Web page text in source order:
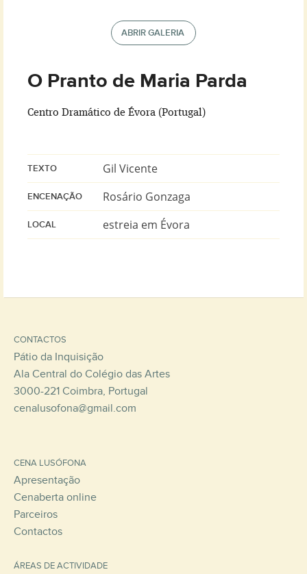
ABRIR GALERIA
O Pranto de Maria Parda
Centro Dramático de Évora (Portugal)
TEXTO Gil Vicente
ENCENAÇÃO Rosário Gonzaga
LOCAL estreia em Évora
CONTACTOS
Pátio da Inquisição
Ala Central do Colégio das Artes
3000-221 Coimbra, Portugal
cenalusofona@gmail.com
CENA LUSÓFONA
Apresentação
Cenaberta online
Parceiros
Contactos
ÁREAS DE ACTIVIDADE